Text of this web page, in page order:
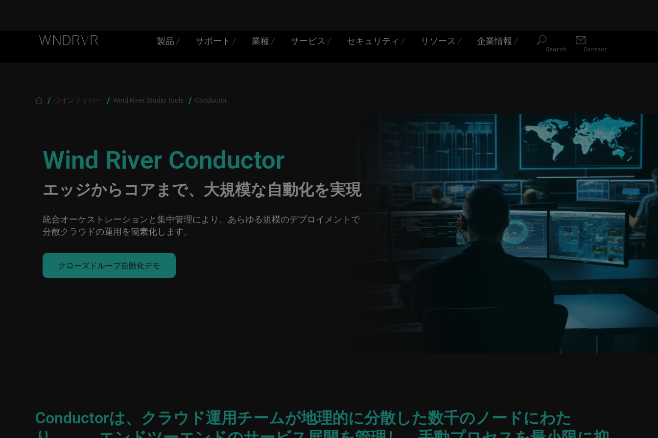
Skip to main content
Header Menu JP 製品 / サポート / 業種 / サービス / セキュリティ / リソース / 企業情報 /
Search Contact
Breadcrumb
ウインドリバー Wind River Studio Tools Conductor
Wind River Conductor
エッジからコアまで、大規模な自動化を実現
統合オーケストレーションと集中管理により、あらゆる規模のデプロイメントで
分散クラウドの運用を簡素化します。
クローズドループ自動化デモ
Conductorは、クラウド運用チームが地理的に分散した数千のノードにわた